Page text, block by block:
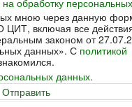
на обработку персональных
мною через данную
включая все
законом от
данных». С политикой
данных.